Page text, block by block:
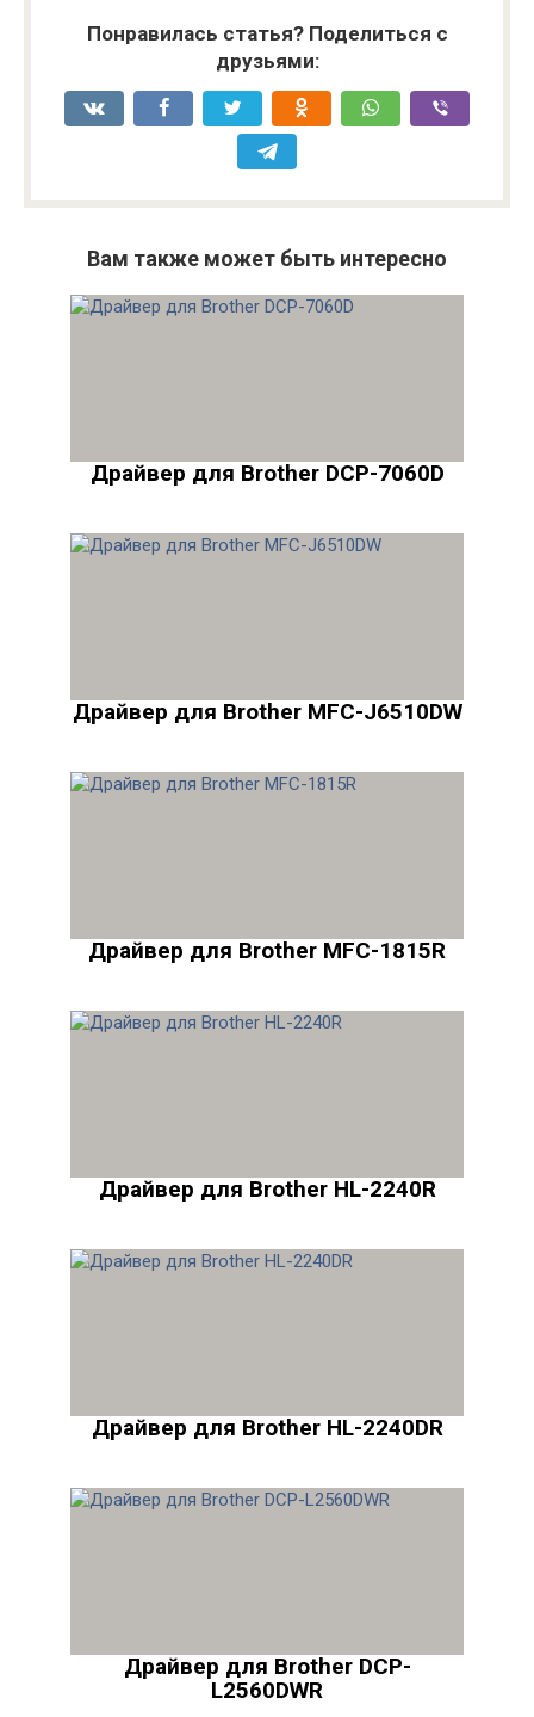
Понравилась статья? Поделиться с
друзьями:
Вам также может быть интересно
Драйвер для Brother DCP-7060D
Драйвер для Brother MFC-J6510DW
Драйвер для Brother MFC-1815R
Драйвер для Brother HL-2240R
Драйвер для Brother HL-2240DR
Драйвер для Brother DCP-
L2560DWR